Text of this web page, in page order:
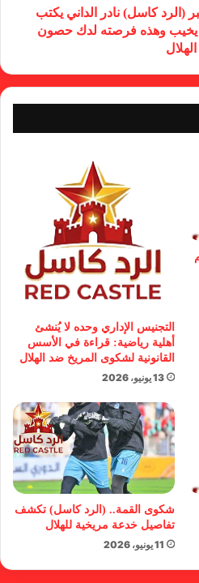
(الرد كاسل) نادر الداني يكتب
يخيب وهذه فرصته لدك حصون
الهلال
التجنيس الإداري وحده لا يُنشئ
أهلية رياضية: قراءة في الأسس
القانونية لشكوى المريخ ضد الهلال
13 يونيو، 2026
شكوى القمة.. (الرد كاسل) تكشف
تفاصيل خدعة مريخية للهلال
11 يونيو، 2026